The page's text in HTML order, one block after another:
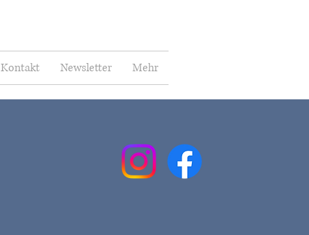
Kontakt Newsletter Mehr